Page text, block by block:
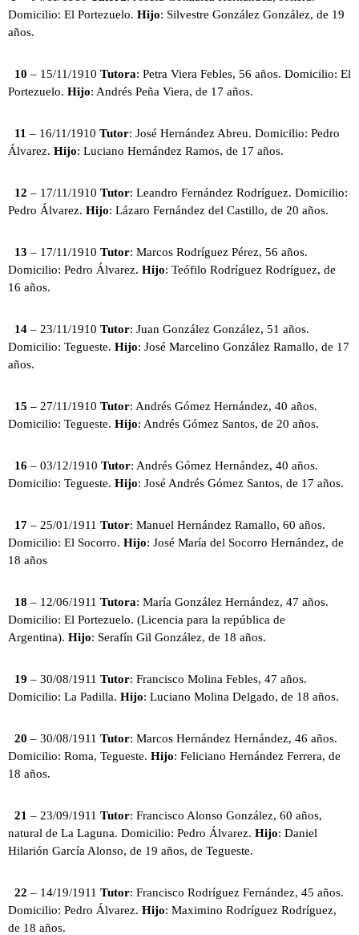
Domicilio: El Portezuelo. Hijo: Silvestre González González, de 19
años.
10 – 15/11/1910 Tutora: Petra Viera Febles, 56 años. Domicilio: El
Portezuelo. Hijo: Andrés Peña Viera, de 17 años.
11 – 16/11/1910 Tutor: José Hernández Abreu. Domicilio: Pedro
Álvarez. Hijo: Luciano Hernández Ramos, de 17 años.
12 – 17/11/1910 Tutor: Leandro Fernández Rodríguez. Domicilio:
Pedro Álvarez. Hijo: Lázaro Fernández del Castillo, de 20 años.
13 – 17/11/1910 Tutor: Marcos Rodríguez Pérez, 56 años.
Domicilio: Pedro Álvarez. Hijo: Teófilo Rodríguez Rodríguez, de
16 años.
14 – 23/11/1910 Tutor: Juan González González, 51 años.
Domicilio: Tegueste. Hijo: José Marcelino González Ramallo, de 17
años.
15 – 27/11/1910 Tutor: Andrés Gómez Hernández, 40 años.
Domicilio: Tegueste. Hijo: Andrés Gómez Santos, de 20 años.
16 – 03/12/1910 Tutor: Andrés Gómez Hernández, 40 años.
Domicilio: Tegueste. Hijo: José Andrés Gómez Santos, de 17 años.
17 – 25/01/1911 Tutor: Manuel Hernández Ramallo, 60 años.
Domicilio: El Socorro. Hijo: José María del Socorro Hernández, de
18 años
18 – 12/06/1911 Tutora: María González Hernández, 47 años.
Domicilio: El Portezuelo. (Licencia para la república de
Argentina). Hijo: Serafín Gil González, de 18 años.
19 – 30/08/1911 Tutor: Francisco Molina Febles, 47 años.
Domicilio: La Padilla. Hijo: Luciano Molina Delgado, de 18 años.
20 – 30/08/1911 Tutor: Marcos Hernández Hernández, 46 años.
Domicilio: Roma, Tegueste. Hijo: Feliciano Hernández Ferrera, de
18 años.
21 – 23/09/1911 Tutor: Francisco Alonso González, 60 años,
natural de La Laguna. Domicilio: Pedro Álvarez. Hijo: Daniel
Hilarión García Alonso, de 19 años, de Tegueste.
22 – 14/19/1911 Tutor: Francisco Rodríguez Fernández, 45 años.
Domicilio: Pedro Álvarez. Hijo: Maximino Rodríguez Rodríguez,
de 18 años.